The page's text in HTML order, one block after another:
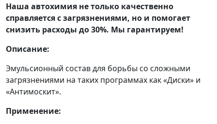
Наша автохимия не только качественно
справляется с загрязнениями, но и помогает
снизить расходы до 30%. Мы гарантируем!
Описание:
Эмульсионный состав для борьбы со сложными
загрязнениями на таких программах как «Диски» и
«Антимоскит».
Применение: